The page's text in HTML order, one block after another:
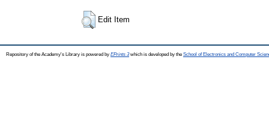
Edit Item
Repository of the Academy's Library is powered by EPrints 3which is developed by the School of Electronics and Computer